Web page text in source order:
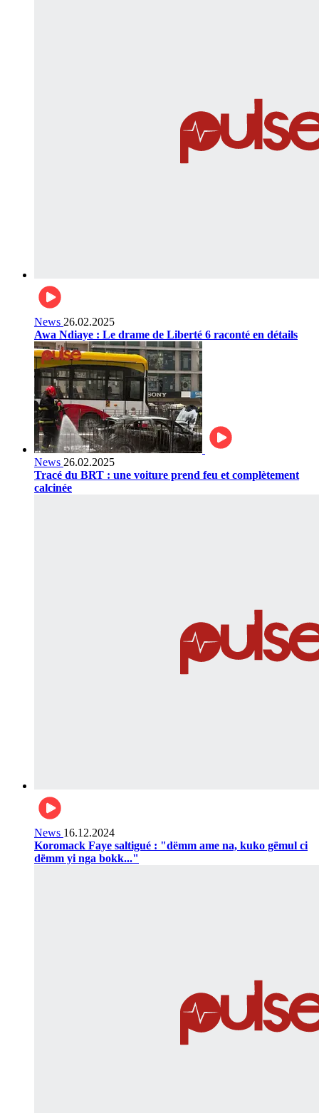
News 26.02.2025
Awa Ndiaye : Le drame de Liberté 6 raconté en détails
News 26.02.2025
Tracé du BRT : une voiture prend feu et complètement
calcinée
News 16.12.2024
Koromack Faye saltigué : "dëmm ame na, kuko gëmul ci
dëmm yi nga bokk..."